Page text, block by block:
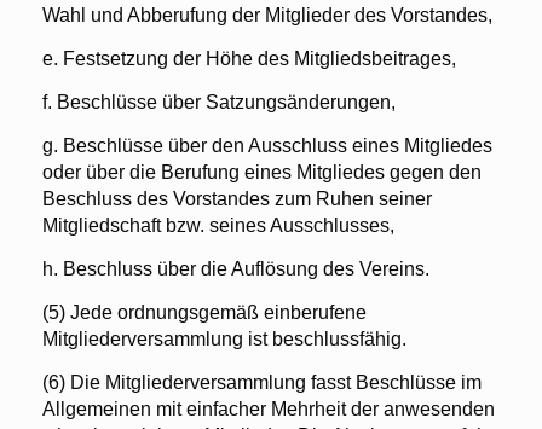
Wahl und Abberufung der Mitglieder des Vorstandes,
e. Festsetzung der Höhe des Mitgliedsbeitrages,
f. Beschlüsse über Satzungsänderungen,
g. Beschlüsse über den Ausschluss eines Mitgliedes
oder über die Berufung eines Mitgliedes gegen den
Beschluss des Vorstandes zum Ruhen seiner
Mitgliedschaft bzw. seines Ausschlusses,
h. Beschluss über die Auflösung des Vereins.
(5) Jede ordnungsgemäß einberufene
Mitgliederversammlung ist beschlussfähig.
(6) Die Mitgliederversammlung fasst Beschlüsse im
Allgemeinen mit einfacher Mehrheit der anwesenden